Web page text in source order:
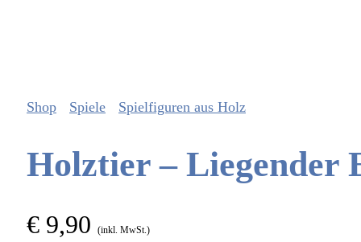
Shop Spiele Spielfiguren aus Holz
Holztier – Liegender
€ 9,90 (inkl. MwSt.)